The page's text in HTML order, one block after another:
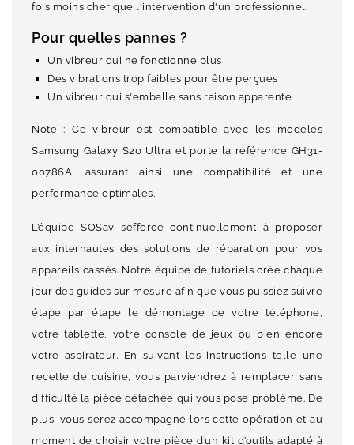
fois moins cher que l'intervention d'un professionnel.
Pour quelles pannes ?
Un vibreur qui ne fonctionne plus
Des vibrations trop faibles pour être perçues
Un vibreur qui s'emballe sans raison apparente
Note : Ce vibreur est compatible avec les modèles
Samsung Galaxy S20 Ultra et porte la référence GH31-
00786A, assurant ainsi une compatibilité et une
performance optimales.
L’équipe SOSav s’efforce continuellement à proposer
aux internautes des solutions de réparation pour vos
appareils cassés. Notre équipe de tutoriels crée chaque
jour des guides sur mesure afin que vous puissiez suivre
étape par étape le démontage de votre téléphone,
votre tablette, votre console de jeux ou bien encore
votre aspirateur. En suivant les instructions telle une
recette de cuisine, vous parviendrez à remplacer sans
difficulté la pièce détachée qui vous pose problème. De
plus, vous serez accompagné lors cette opération et au
moment de choisir votre pièce d’un kit d’outils adapté à